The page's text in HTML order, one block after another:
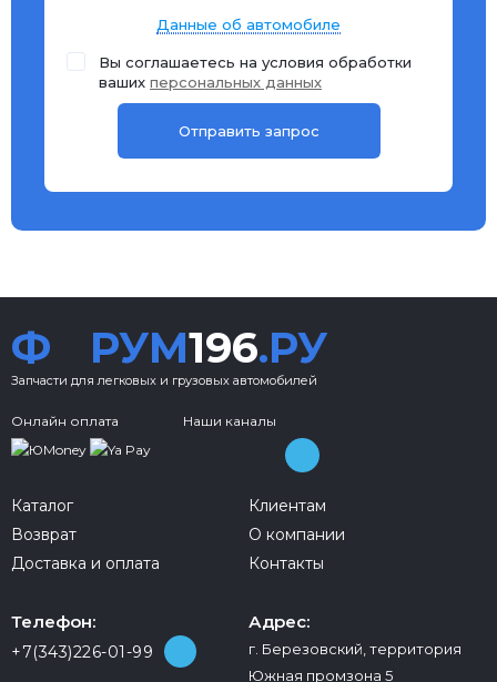
Данные об автомобиле
Вы соглашаетесь на условия обработки
ваших персональных данных
Ф РУМ196.РУ
Запчасти для легковых и грузовых автомобилей
Онлайн оплата Наши каналы
Каталог
Возврат
Доставка и оплата
Клиентам
О компании
Контакты
Телефон:
+7(343)226-01-99
Адрес:
г. Березовский, территория
Южная промзона 5